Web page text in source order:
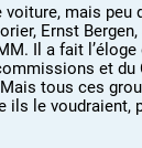
voiture, mais peu
Ernst
Il a fait
et du
tous ces
ils le voudraient,